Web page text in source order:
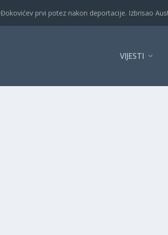
Đokovićev prvi potez nakon deportacije. Izbrisao
VIJESTI